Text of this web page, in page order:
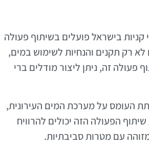
בישראל פועלים בשיתוף פעולה
לא רק תקנים והנחיות לשימוש במים,
פעולה זה, ניתן ליצור מודלים ברי
העומס על מערכת המים העירונית,
הפעולה הזה יכולים להרוויח
עם מטרות סביבתיות.